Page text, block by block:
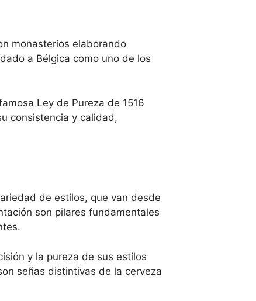
monasterios elaborando
a Bélgica como uno de los
Ley de Pureza de 1516
consistencia y calidad,
de estilos, que van desde
son pilares fundamentales
y la pureza de sus estilos
señas distintivas de la cerveza